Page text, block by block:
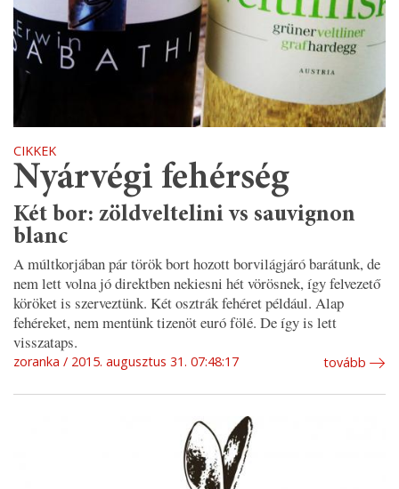
CIKKEK
Nyárvégi fehérség
Két bor: zöldveltelini vs sauvignon
blanc
A múltkorjában pár török bort hozott borvilágjáró barátunk, de
nem lett volna jó direktben nekiesni hét vörösnek, így felvezető
köröket is szerveztünk. Két osztrák fehéret például. Alap
fehéreket, nem mentünk tizenöt euró fölé. De így is lett
visszataps.
zoranka 2015. augusztus 31. 07:48:17 tovább